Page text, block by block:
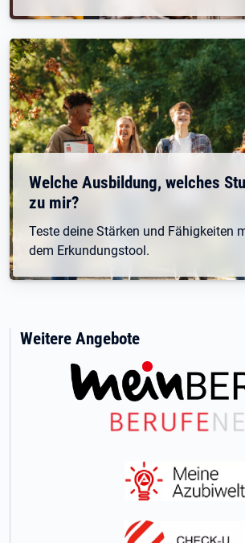
Welche Ausbildung, welches
zu mir?
Teste deine Stärken und Fähigkeiten
dem Erkundungstool.
Weitere Angebote